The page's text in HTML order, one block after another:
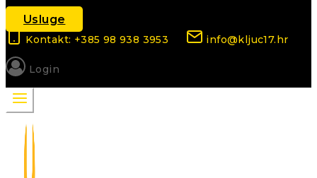
Usluge
Kontakt: +385 98 938 3953 info@kljuc17.hr
Login